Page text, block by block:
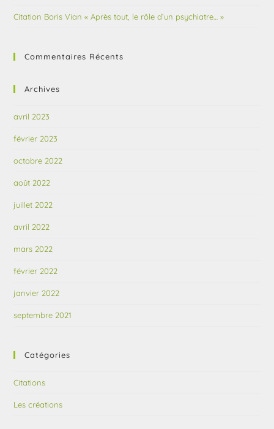
Citation Boris Vian « Après tout, le rôle d’un psychiatre… »
Commentaires Récents
Archives
avril 2023
février 2023
octobre 2022
août 2022
juillet 2022
avril 2022
mars 2022
février 2022
janvier 2022
septembre 2021
Catégories
Citations
Les créations